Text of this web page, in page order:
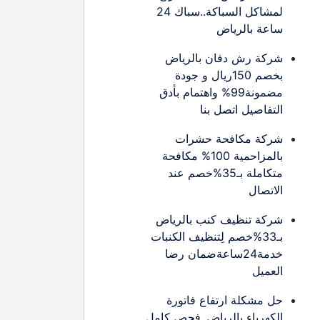
لمشاكل السباكة..سباك 24
ساعة بالرياض
شركة رش دفان بالرياض
بخصم 150ريال و جودة
مضمونة99% واهتمام بأدق
التفاصيل اتصل بنا
شركة مكافحة حشرات
بالمزاحمية 100% مكافحة
متكاملة بـ35%خصم عند
الاتصال
شركة تنظيف كنب بالرياض
بـ33%خصم لِتنظيف الكنبات
خدمة24ساعةضمان رضا
العميل
حل مشكلة ارتفاع فاتورة
الكهرباء بالرياض..فحص كامل